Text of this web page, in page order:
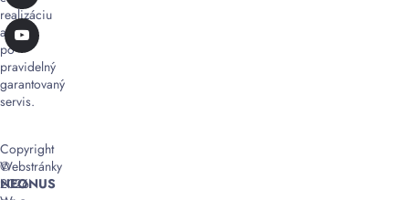
realizáciu
až
po
pravidelný
garantovaný
servis.
Copyright
©
2026
Webstránky
NEONUS